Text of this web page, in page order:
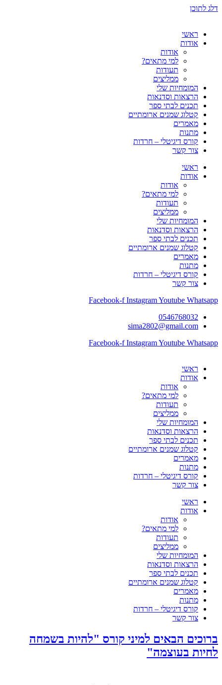
דלג לתוכן
ראשי
אודות
אודות
למי מתאים?
תעודות
ממליצים
המומחיות שלי
הרצאות וסדנאות
תכנים לבתי ספר
קטלוג שמנים ארומתיים
מאמרים
מתנות
קורס דיגיטלי – חרדות
צור קשר
ראשי
אודות
אודות
למי מתאים?
תעודות
ממליצים
המומחיות שלי
הרצאות וסדנאות
תכנים לבתי ספר
קטלוג שמנים ארומתיים
מאמרים
מתנות
קורס דיגיטלי – חרדות
צור קשר
Facebook-f InstagramYoutube Whatsapp
0546768032
sima2802@gmail.com
Facebook-f InstagramYoutube Whatsapp
ראשי
אודות
אודות
למי מתאים?
תעודות
ממליצים
המומחיות שלי
הרצאות וסדנאות
תכנים לבתי ספר
קטלוג שמנים ארומתיים
מאמרים
מתנות
קורס דיגיטלי – חרדות
צור קשר
ראשי
אודות
אודות
למי מתאים?
תעודות
ממליצים
המומחיות שלי
הרצאות וסדנאות
תכנים לבתי ספר
קטלוג שמנים ארומתיים
מאמרים
מתנות
קורס דיגיטלי – חרדות
צור קשר
ברוכים הבאים למיני קורס "להיות בשמחה
לחיות בעוצמה"